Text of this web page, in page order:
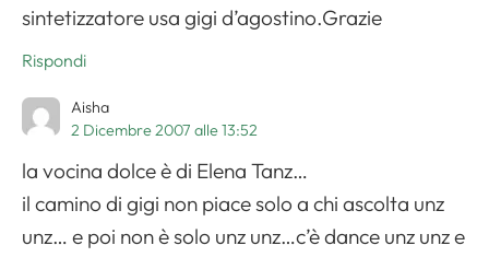
sintetizzatore usa gigi d’agostino.Grazie
Rispondi
Aisha
2 Dicembre 2007 alle 13:52
la vocina dolce è di Elena Tanz…
il camino di gigi non piace solo a chi ascolta unz
unz… e poi non è solo unz unz…c’è dance unz unz e